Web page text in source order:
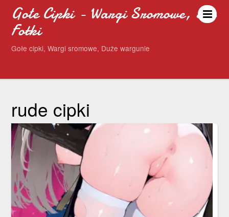
Gołe Cipki - Wargi Sromowe, Sex
Fotki
Gołe cipki, Wargi sromowe, Duże wargunie
rude cipki